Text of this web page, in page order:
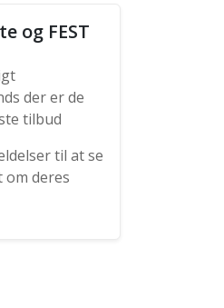
og FEST
der er de
tilbud
til at se
om deres